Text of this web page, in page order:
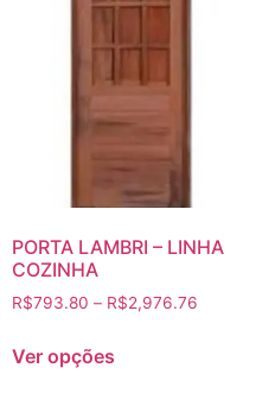
PORTA LAMBRI – LINHA
COZINHA
R$793.80 – R$2,976.76
Ver opções